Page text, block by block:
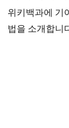
위키백과에 기
법을 소개합니